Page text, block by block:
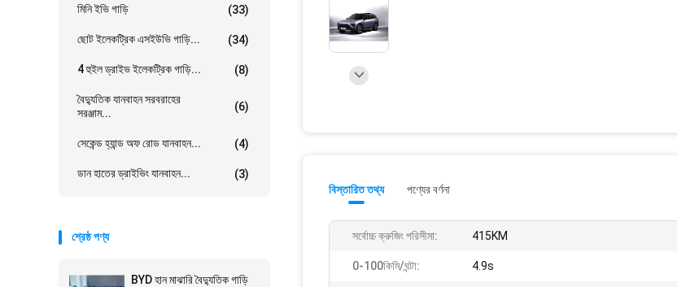
মিনি ইভি গাড়ি (33)
ছোট ইলেকট্রিক এসইউভি গাড়ি... (34)
4 হুইল ড্রাইভ ইলেকট্রিক গাড়ি... (8)
বৈদ্যুতিক যানবাহন সরবরাহের
সরঞ্জাম...
(6)
সেকেন্ড হ্যান্ড অফ রোড যানবাহন... (4)
ডান হাতের ড্রাইভিং যানবাহন... (3)
শ্রেষ্ঠ পণ্য
BYD হান মাঝারি বৈদ্যুতিক গাড়ি
বিস্তারিত তথ্য পণ্যের বর্ণনা
সর্বোচ্চ ক্রুজিং পরিসীমা: 415KM
0-100কিমি/ঘন্টা: 4.9s